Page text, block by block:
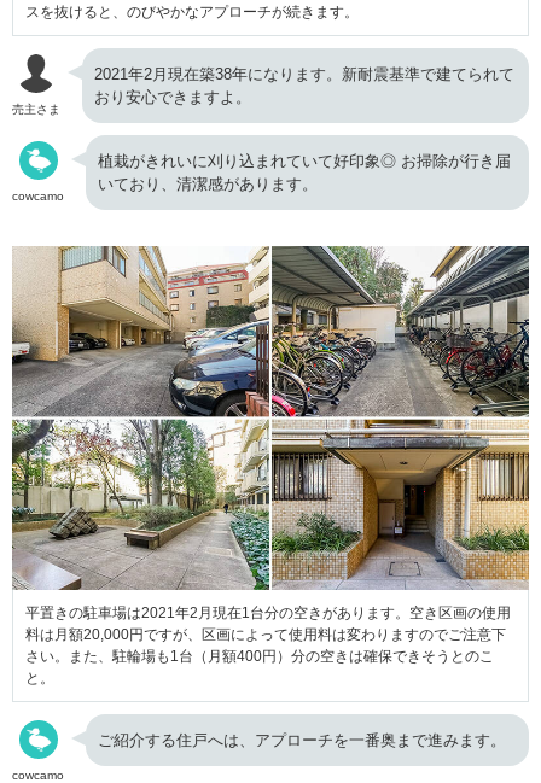
スを抜けると、のびやかなアプローチが続きます。
売主さま
2021年2月現在築38年になります。新耐震基準で建てられて
おり安心できますよ。
cowcamo
植栽がきれいに刈り込まれていて好印象◎ お掃除が行き届
いており、清潔感があります。
平置きの駐車場は2021年2月現在1台分の空きがあります。空き区画の使用
料は月額20,000円ですが、区画によって使用料は変わりますのでご注意下
さい。また、駐輪場も1台（月額400円）分の空きは確保できそうとのこ
と。
cowcamo
ご紹介する住戸へは、アプローチを一番奥まで進みます。